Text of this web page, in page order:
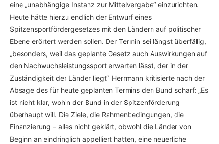
eine „unabhängige Instanz zur Mittelvergabe“ einzurichten.
Heute hätte hierzu endlich der Entwurf eines
Spitzensportfördergesetzes mit den Ländern auf politischer
Ebene erörtert werden sollen. Der Termin sei längst überfällig,
„besonders, weil das geplante Gesetz auch Auswirkungen auf
den Nachwuchsleistungssport erwarten lässt, der in der
Zuständigkeit der Länder liegt“. Herrmann kritisierte nach der
Absage des für heute geplanten Termins den Bund scharf: „Es
ist nicht klar, wohin der Bund in der Spitzenförderung
überhaupt will. Die Ziele, die Rahmenbedingungen, die
Finanzierung – alles nicht geklärt, obwohl die Länder von
Beginn an eindringlich appelliert hatten, eine neuerliche